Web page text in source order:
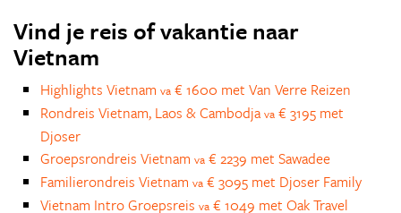
Vind je reis of vakantie naar
Vietnam
Highlights Vietnam va € 1600 met Van Verre Reizen
Rondreis Vietnam, Laos & Cambodja va € 3195 met
Djoser
Groepsrondreis Vietnam va € 2239 met Sawadee
Familierondreis Vietnam va € 3095 met Djoser Family
Vietnam Intro Groepsreis va € 1049 met Oak Travel